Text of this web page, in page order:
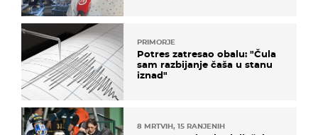
PRIMORJE
Potres zatresao obalu: "Čula
sam razbijanje čaša u stanu
iznad"
8 MRTVIH, 15 RANJENIH